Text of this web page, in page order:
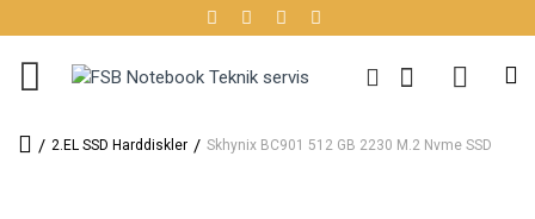
2.EL SSD Harddiskler Skhynix BC901 512 GB 2230 M.2 Nvme SSD